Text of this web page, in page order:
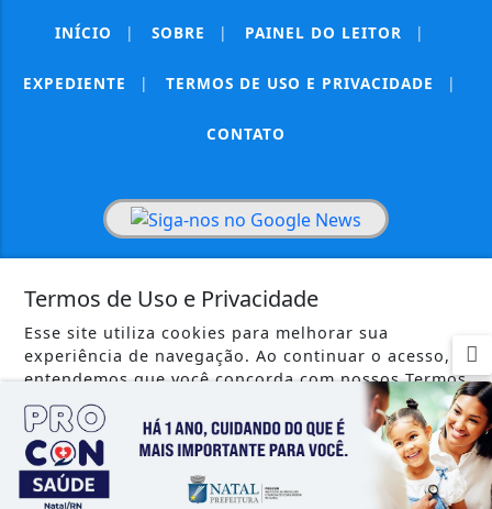
INÍCIO | SOBRE | PAINEL DO LEITOR |
EXPEDIENTE | TERMOS DE USO E PRIVACIDADE |
CONTATO
SEU SITE - TODOS OS DIREITOS RESERVADOS.
Termos de Uso e Privacidade
Esse site utiliza cookies para melhorar sua
experiência de navegação. Ao continuar o acesso,
entendemos que você concorda com nossos Termos
de Uso e Privacidade.
PARA MAIS INFORMAÇÕES,ACESSE NOSSOS TERMOS
CLICANDO AQUI
PROSSEGUIR